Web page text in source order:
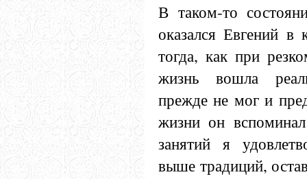
В таком-то
оказался Евгений
тогда, как при
жизнь вошла
прежде не мог и
жизни он
занятий я
выше традиций,